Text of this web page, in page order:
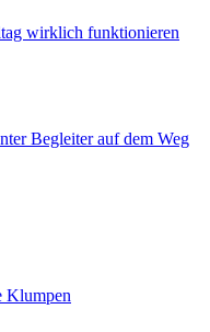
wirklich funktionieren
Begleiter auf dem Weg
Klumpen